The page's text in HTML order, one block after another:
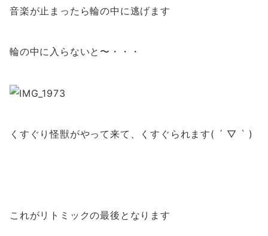
音楽が止まったら輪の中に逃げます
輪の中に入らないと〜・・・
くすぐり怪獣がやって来て、くすぐられます( ´ ▽ ` )
これがリトミックの最後となります